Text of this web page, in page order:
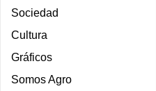
Sociedad
Cultura
Gráficos
Somos Agro